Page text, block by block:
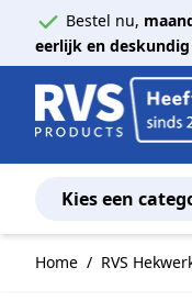
Bestel nu,
eerlijk en deskundig
Kies een
Home / RVS